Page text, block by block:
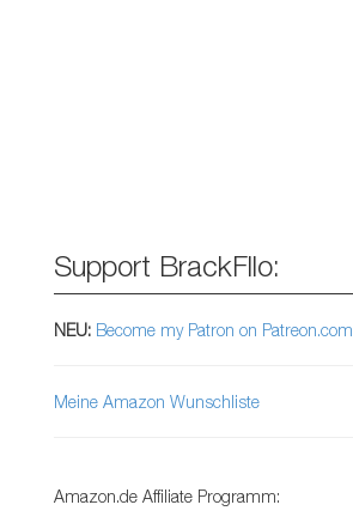
Support BrackFllo:
NEU: Become my Patron on Patreon.com
Meine Amazon Wunschliste
Amazon.de Affiliate Programm: